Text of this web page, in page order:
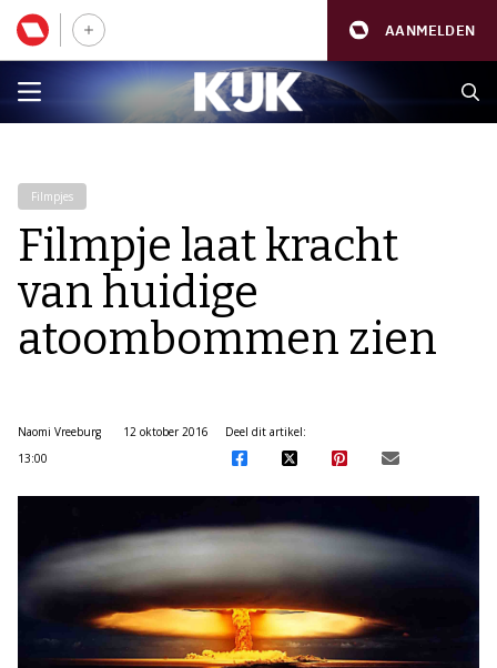
AANMELDEN
Filmpjes
Filmpje laat kracht
van huidige
atoombommen zien
Naomi Vreeburg
12 oktober 2016
13:00
Deel dit artikel: